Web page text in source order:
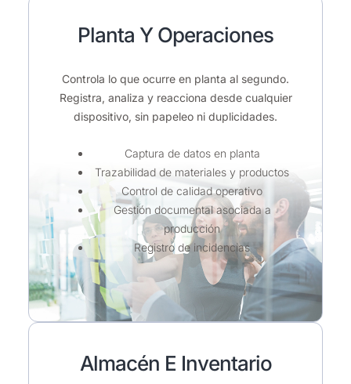
Planta Y Operaciones
Controla lo que ocurre en planta al segundo.
Registra, analiza y reacciona desde cualquier
dispositivo, sin papeleo ni duplicidades.
Captura de datos en planta
Trazabilidad de materiales y productos
Control de calidad operativo
Gestión documental asociada a
producción
Registro de incidencias
Almacén E Inventario